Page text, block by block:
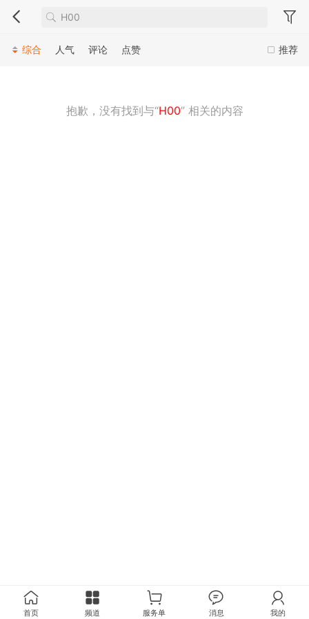
推荐
综合 人气 评论 点赞
抱歉，没有找到与“H00” 相关的内容
首页 频道 服务单 消息 我的